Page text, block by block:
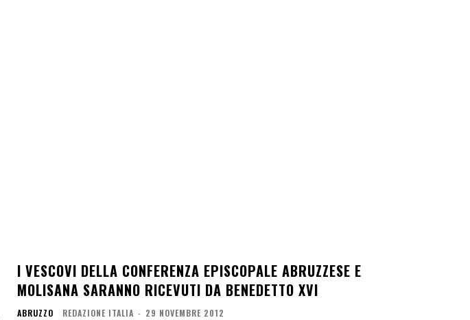
I VESCOVI DELLA CONFERENZA EPISCOPALE ABRUZZESE E
MOLISANA SARANNO RICEVUTI DA BENEDETTO XVI
ABRUZZO REDAZIONE ITALIA - 29 NOVEMBRE 2012